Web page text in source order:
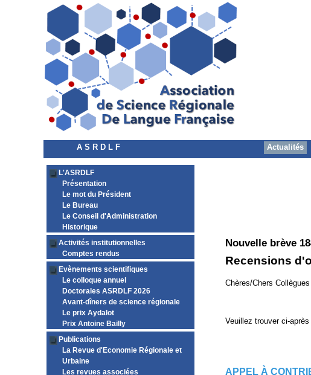
A S R D L F Actualités
L'ASRDLF
Présentation
Le mot du Président
Le Bureau
Le Conseil d'Administration
Historique
Activités institutionnelles
Comptes rendus
Evènements scientifiques
Le colloque annuel
Doctorales ASRDLF 2026
Avant-dîners de science régionale
Le prix Aydalot
Prix Antoine Bailly
Publications
La Revue d'Economie Régionale et
Urbaine
Les revues associées
Nouvelle brève
Recensions
Chères/Chers Collègues
Veuillez trouver ci-
APPEL À